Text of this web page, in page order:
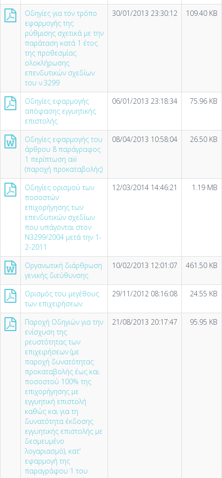
Οδηγίες για τον τρόπο
εφαρμογής της
ρύθμισης σχετικά με την
παράταση κατά 1 έτος
της προθεσμίας
ολοκλήρωσης
επενδυτικών σχεδίων
του ν.3299
30/01/2013 23:30:12 109.40 KB
Οδηγίες εφαρμογής
απόφασης εγγυητικής
επιστολής
06/01/2013 23:18:34 75.96 KB
Οδηγίες εφαρμογής του
άρθρου 8 παράγραφος
1 περίπτωση αiii
(παροχή προκαταβολής)
08/04/2013 10:58:04 26.50 KB
Οδηγίες ορισμού των
ποσοστών
επιχορήγησης των
επενδυτικών σχεδίων
που υπάγονται στον
Ν3299/2004 μετά την 1-
2-2011
12/03/2014 14:46:21 1.19 MB
Οργανωτική διάρθρωση
γενικής διεύθυνσης
10/02/2013 12:01:07 461.50 KB
Ορισμός του μεγέθους
των επιχειρήσεων
29/11/2012 08:16:08 24.55 KB
Παροχή Οδηγιών για την
ενίσχυση της
ρευστότητας των
επιχειρήσεων (µε
παροχή δυνατότητας
προκαταβολής έως και
ποσοστού 100% της
επιχορήγησης µε
εγγυητική επιστολή
καθώς και για τη
δυνατότητα έκδοσης
εγγυητικής επιστολής µε
δεσµευµένο
λογαριασµό), κατ'
εφαρµογή της
παραγράφου 1 του
21/08/2013 20:17:47 95.95 KB